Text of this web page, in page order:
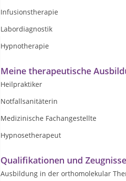
Infusionstherapie
Labordiagnostik
Hypnotherapie
Meine therapeutische
Heilpraktiker
Notfallsanitäterin
Medizinische Fachangestellte
Hypnosetherapeut
Qualifikationen und
Ausbildung in der orthomolekular